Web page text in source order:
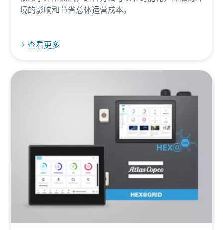
境的影响和节省总体运营成本。
查看更多